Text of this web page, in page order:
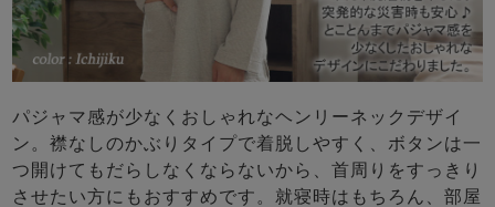
パジャマ感が少なくおしゃれなヘンリーネックデザイ
ン。襟なしのかぶりタイプで着脱しやすく、ボタンは一
つ開けてもだらしなくならないから、首周りをすっきり
させたい方にもおすすめです。就寝時はもちろん、部屋